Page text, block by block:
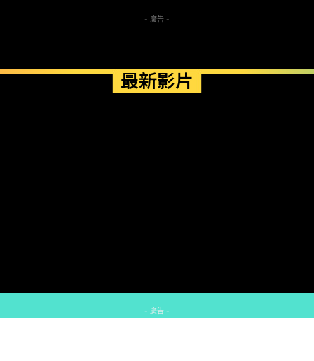
- 廣告 -
最新影片
- 廣告 -